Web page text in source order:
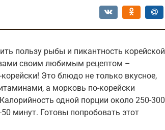
пользу рыбы и пикантность корейской
своим любимым рецептом –
Это блюдо не только вкусное,
а морковь по-корейски
одной порции около 250-300
минут. Готовы попробовать этот